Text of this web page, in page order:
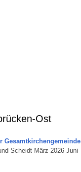
Ost
Gesamtkirchengemeinde
Scheidt März 2026-Juni